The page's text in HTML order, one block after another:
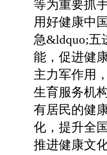
等为重要抓
用好健康中
急&ldquo;五
能，促进健
主力军作用
生育服务机
有居民的健
化，提升全
推进健康文